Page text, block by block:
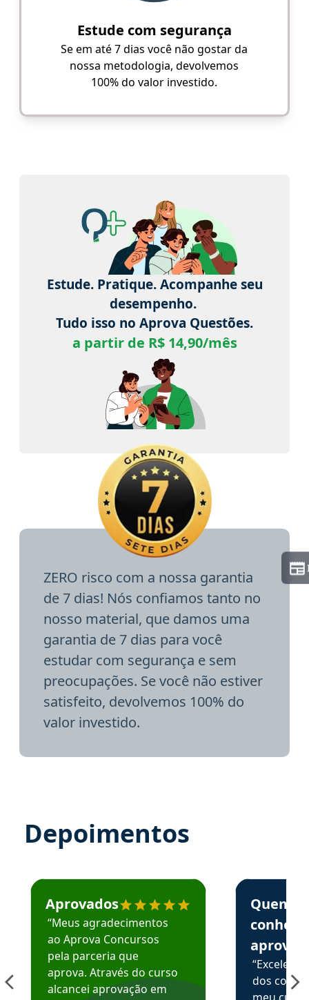
Estude com segurança
Se em até 7 dias você não gostar da
nossa metodologia, devolvemos
100% do valor investido.
Estude. Pratique. Acompanhe seu
desempenho.
Tudo isso no Aprova Questões.
a partir de R$ 14,90/mês
ZERO risco com a nossa garantia
de 7 dias! Nós confiamos tanto no
nosso material, que damos uma
garantia de 7 dias para você
estudar com segurança e sem
preocupações. Se você não estiver
satisfeito, devolvemos 100% do
valor investido.
Depoimentos
Estudante José recomenda o Aprova Concursos em
Aprovados
“Meus agradecimentos
ao Aprova Concursos
pela parceria que
aprova. Através do curso
alcancei aprovação em
Estudante
Quem
aprova
dos